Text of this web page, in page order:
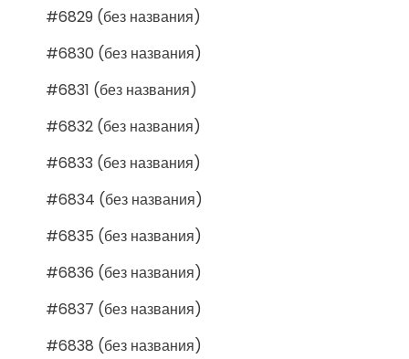
#6829 (без названия)
#6830 (без названия)
#6831 (без названия)
#6832 (без названия)
#6833 (без названия)
#6834 (без названия)
#6835 (без названия)
#6836 (без названия)
#6837 (без названия)
#6838 (без названия)